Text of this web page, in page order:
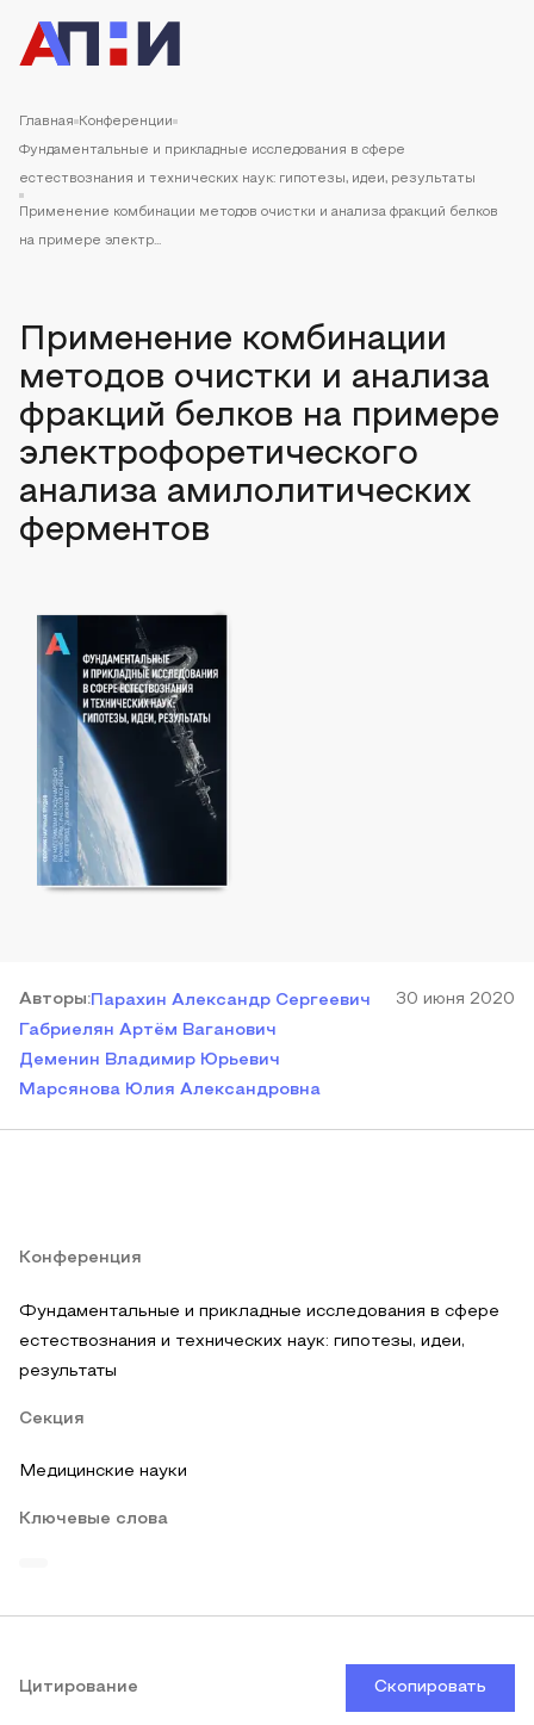
Главная Конференции
Фундаментальные и прикладные исследования в сфере
естествознания и технических наук: гипотезы, идеи, результаты
Применение комбинации методов очистки и анализа фракций белков
на примере электр...
Применение комбинации
методов очистки и анализа
фракций белков на примере
электрофоретического
анализа амилолитических
ферментов
Авторы:Парахин Александр Сергеевич
Габриелян Артём Ваганович
Деменин Владимир Юрьевич
Марсянова Юлия Александровна
30 июня 2020
Конференция
Фундаментальные и прикладные исследования в сфере
естествознания и технических наук: гипотезы, идеи,
результаты
Секция
Медицинские науки
Ключевые слова
Цитирование Скопировать